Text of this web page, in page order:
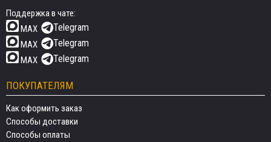
Поддержка в чате:
MAX
Telegram
MAX Telegram
MAX Telegram
ПОКУПАТЕЛЯМ
Как оформить заказ
Способы доставки
Способы оплаты